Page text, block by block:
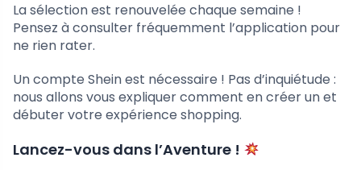
La sélection est renouvelée chaque semaine !
Pensez à consulter fréquemment l’application pour
ne rien rater.
Un compte Shein est nécessaire ! Pas d’inquiétude :
nous allons vous expliquer comment en créer un et
débuter votre expérience shopping.
Lancez-vous dans l’Aventure !